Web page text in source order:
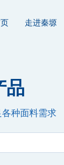
走进秦塬
品
种面料需求